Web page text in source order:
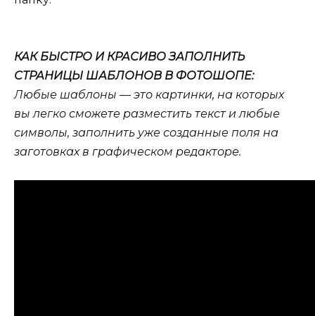
КАК БЫСТРО И КРАСИВО ЗАПОЛНИТЬ
СТРАНИЦЫ ШАБЛОНОВ В ФОТОШОПЕ:
Любые шаблоны — это картинки, на которых
вы легко сможете разместить текст и любые
символы, заполнить уже созданные поля на
заготовках в графическом редакторе.